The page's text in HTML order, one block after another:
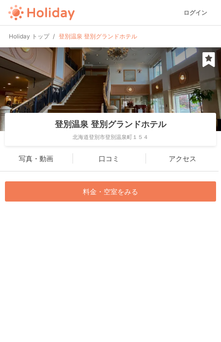
ログイン
Holiday トップ 登別温泉 登別グランドホテル
登別温泉 登別グランドホテル
北海道登別市登別温泉町１５４
写真・動画 口コミ アクセス
料金・空室をみる